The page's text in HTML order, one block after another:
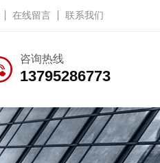
在线留言 联系我们
咨询热线
13795286773